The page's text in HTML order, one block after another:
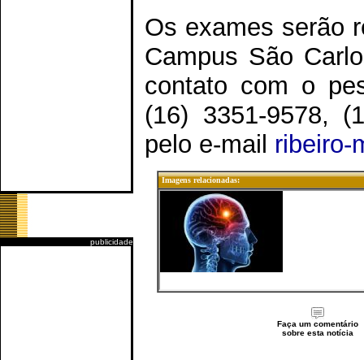
publicidade
Os exames serão
Campus São
contato com o
(16) 3351-9578,
pelo e-mail ribeiro-
Imagens relacionadas:
Faça um comentário
sobre esta notícia